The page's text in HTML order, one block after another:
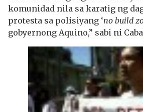
komunidad nila sa karatig ng
protesta sa polisiyang ‘no build
gobyernong Aquino,” sabi ni